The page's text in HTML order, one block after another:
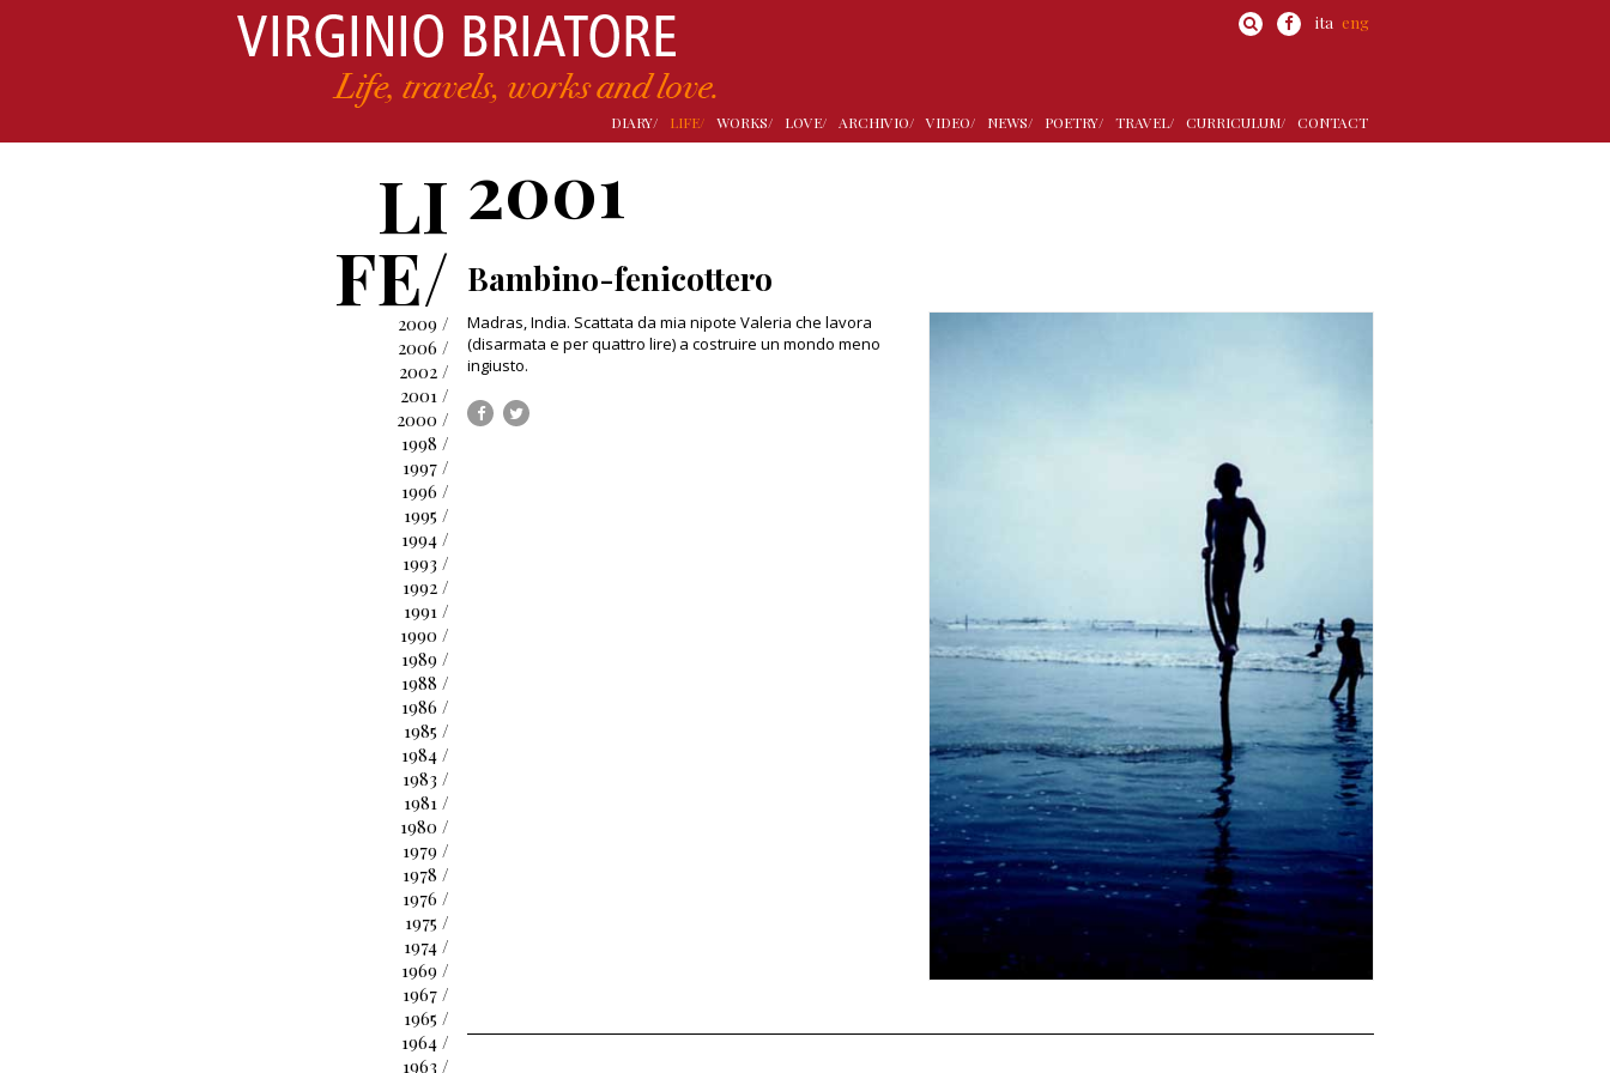
ita eng
DIARY/ LIFE/ WORKS/ LOVE/ ARCHIVIO/ VIDEO/ NEWS/ POETRY/ TRAVEL/ CURRICULUM/ CONTACT
LI
FE/
2009 /
2006 /
2002 /
2001 /
2000 /
1998 /
1997 /
1996 /
1995 /
1994 /
1993 /
1992 /
1991 /
1990 /
1989 /
1988 /
1986 /
1985 /
1984 /
1983 /
1981 /
1980 /
1979 /
1978 /
1976 /
1975 /
1974 /
1969 /
1967 /
1965 /
1964 /
1963 /
2001
Bambino-fenicottero
Madras, India. Scattata da mia nipote Valeria che lavora
(disarmata e per quattro lire) a costruire un mondo meno
ingiusto.